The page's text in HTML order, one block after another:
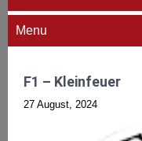
Menu
F1 – Kleinfeuer
27 August, 2024